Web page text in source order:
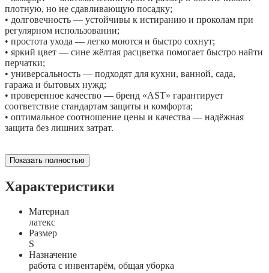
плотную, но не сдавливающую посадку;
• долговечность — устойчивы к истиранию и проколам при
регулярном использовании;
• простота ухода — легко моются и быстро сохнут;
• яркий цвет — сине жёлтая расцветка помогает быстро найти
перчатки;
• универсальность — подходят для кухни, ванной, сада,
гаража и бытовых нужд;
• проверенное качество — бренд «AST» гарантирует
соответствие стандартам защиты и комфорта;
• оптимальное соотношение цены и качества — надёжная
защита без лишних затрат.
Показать полностью
Характеристики
Материал
латекс
Размер
S
Назначение
работа с инвентарём, общая уборка